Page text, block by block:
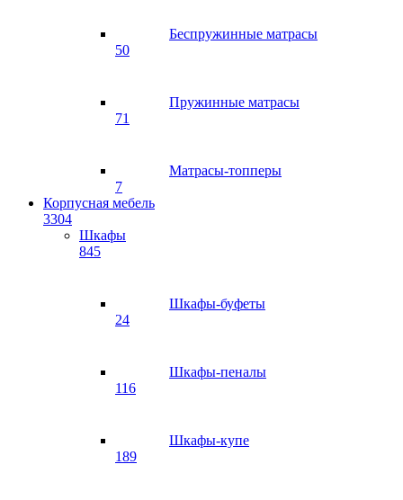
Беспружинные матрасы
50
Пружинные матрасы
71
Матрасы-топперы
7
Корпусная мебель
3304
Шкафы
845
Шкафы-буфеты
24
Шкафы-пеналы
116
Шкафы-купе
189